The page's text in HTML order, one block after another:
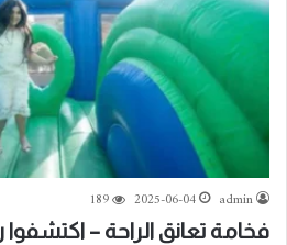
admin
2025-06-04
189
فخامة تعانق الراحة –